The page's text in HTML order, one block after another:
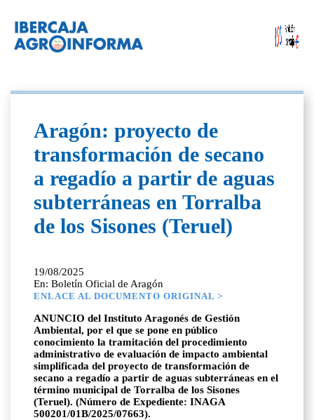
Aragón: proyecto de
transformación de secano
a regadío a partir de aguas
subterráneas en Torralba
de los Sisones (Teruel)
19/08/2025
En: Boletín Oficial de Aragón
ENLACE AL DOCUMENTO ORIGINAL >
ANUNCIO del Instituto Aragonés de Gestión
Ambiental, por el que se pone en público
conocimiento la tramitación del procedimiento
administrativo de evaluación de impacto ambiental
simplificada del proyecto de transformación de
secano a regadío a partir de aguas subterráneas en el
término municipal de Torralba de los Sisones
(Teruel). (Número de Expediente: INAGA
500201/01B/2025/07663).